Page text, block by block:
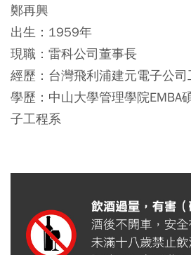
鄭再興
出生：1959年
現職：雷科公司董事長
經歷：台灣飛利浦建元電子公
學歷：中山大學管理學院EMBA
子工程系